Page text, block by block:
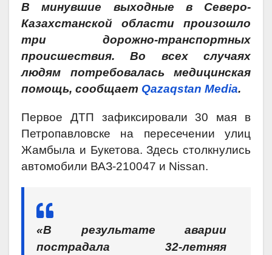
В минувшие выходные в Северо-
Казахстанской области произошло
три дорожно-транспортных
происшествия. Во всех случаях
людям потребовалась медицинская
помощь, сообщает Qazaqstan Media.
Первое ДТП зафиксировали 30 мая в
Петропавловске на пересечении улиц
Жамбыла и Букетова. Здесь столкнулись
автомобили ВАЗ-210047 и Nissan.
«В результате аварии
пострадала 32-летняя